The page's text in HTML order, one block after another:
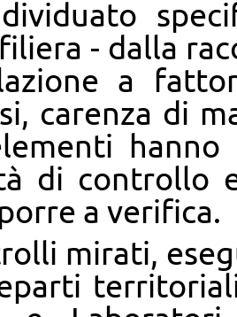
- dalla
a
carenza di
di controllo
a verifica.
mirati,